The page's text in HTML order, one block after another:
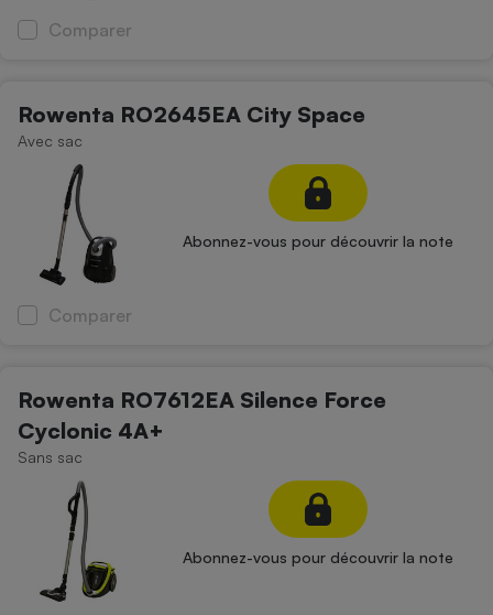
Comparer
Rowenta RO2645EA City Space
Avec sac
Abonnez-vous pour découvrir la note
Comparer
Rowenta RO7612EA Silence Force
Cyclonic 4A+
Sans sac
Abonnez-vous pour découvrir la note